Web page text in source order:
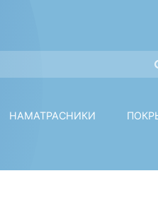
НАМАТРАСНИКИ